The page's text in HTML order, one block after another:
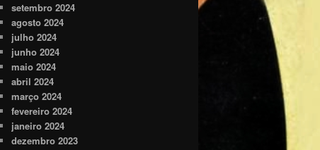
setembro 2024
agosto 2024
julho 2024
junho 2024
maio 2024
abril 2024
março 2024
fevereiro 2024
janeiro 2024
dezembro 2023